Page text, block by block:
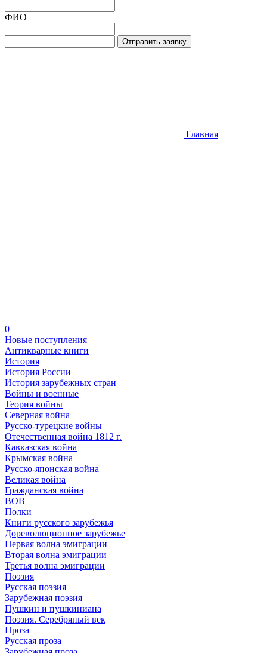
ФИО
Отправить заявку
Главная
0
Новые поступления
Антикварные книги
История
История России
История зарубежных стран
Войны и военные
Теория войны
Северная война
Русско-турецкие войны
Отечественная война 1812 г.
Кавказская война
Крымская война
Русско-японская война
Великая война
Гражданская война
ВОВ
Полки
Книги русского зарубежья
Дореволюционное зарубежье
Первая волна эмиграции
Вторая волна эмиграции
Третья волна эмиграции
Поэзия
Русская поэзия
Зарубежная поэзия
Пушкин и пушкиниана
Поэзия. Серебряный век
Проза
Русская проза